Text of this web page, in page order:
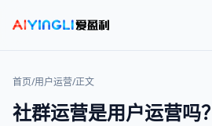
首页/用户运营/正文
社群运营是用户运营吗？